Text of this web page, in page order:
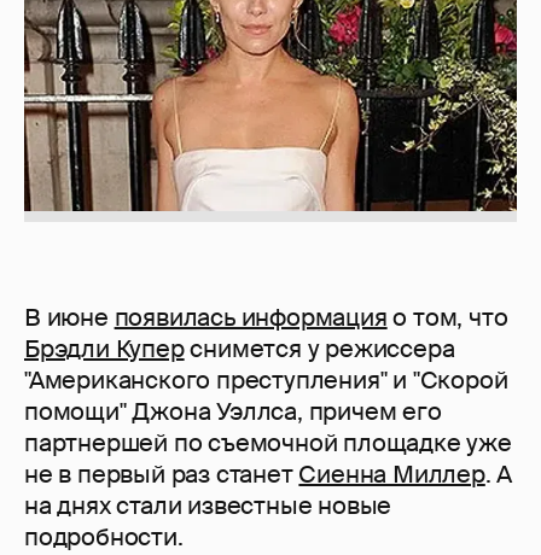
В июне появилась информацияо том, что
Брэдли Куперснимется у режиссера
"Американского преступления" и "Скорой
помощи" Джона Уэллса, причем его
партнершей по съемочной площадке уже
не в первый раз станетСиенна Миллер. А
на днях стали известные новые
подробности.